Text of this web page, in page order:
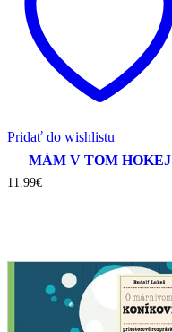
Pridať do wishlistu
MÁM V TOM HOKEJ
11.99€